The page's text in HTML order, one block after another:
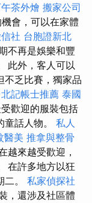
茶外燴 搬家公司
會，可以在家體
社 台胞證新北
不再是娛樂和豐
此外，客人可以
不乏比賽，獨家品
記帳士推薦 泰國
歡迎的服裝包括
話人物。 私人
醫美 推拿與整骨
越來越受歡迎，
在許多地方以狂
。 私家偵探社
，還涉及社區體